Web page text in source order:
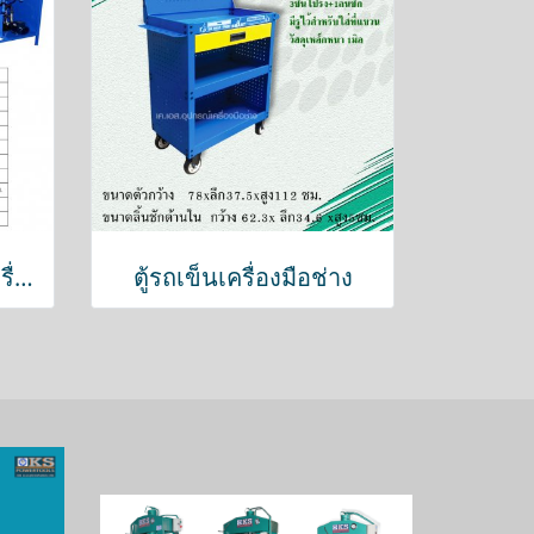
ตู้ล้างชิ้นส่วน อะไหล่เครื่องยนต์ ตู้รถเข็นเครื่องมือช่าง